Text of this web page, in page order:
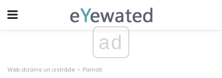
ad
Web dizains un izstrāde Pamati